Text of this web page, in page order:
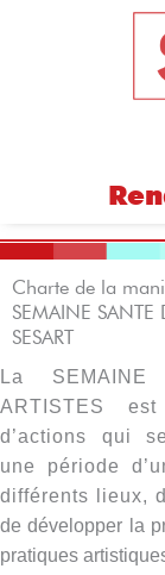
Charte de la
SEMAINE SANTE
SESART
La
ARTISTES
d’actions qui
une période
différents lieux,
de développer la
pratiques